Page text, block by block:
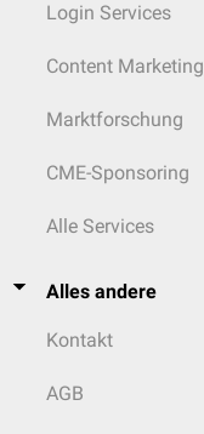
Login Services
Content Marketing
Marktforschung
CME-Sponsoring
Alle Services
Alles andere
Kontakt
AGB